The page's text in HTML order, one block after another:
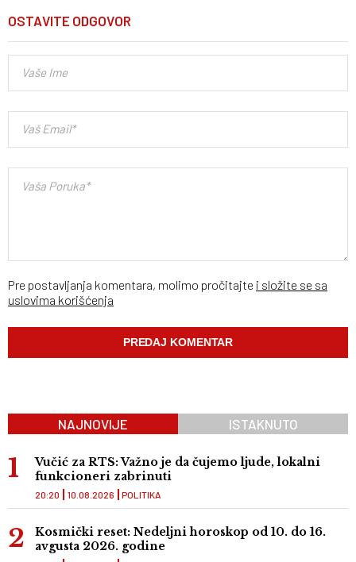
OSTAVITE ODGOVOR
Pre postavljanja komentara, molimo pročitajte i složite se sa
uslovima korišćenja
NAJNOVIJE ISTAKNUTO
Vučić za RTS: Važno je da čujemo ljude, lokalni
funkcioneri zabrinuti
POLITIKA
20:20 10.08.2026
Kosmički reset: Nedeljni horoskop od 10. do 16.
avgusta 2026. godine